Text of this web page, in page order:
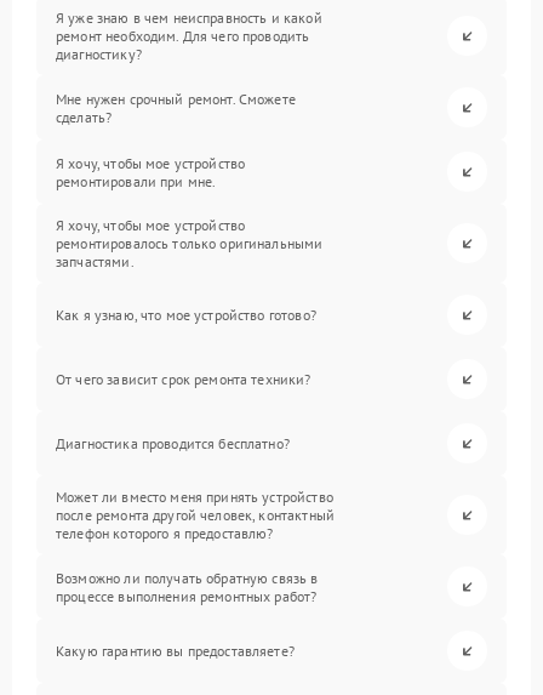
Я уже знаю в чем неисправность и какой
ремонт необходим. Для чего проводить
диагностику?
Мне нужен срочный ремонт. Сможете
сделать?
Я хочу, чтобы мое устройство
ремонтировали при мне.
Я хочу, чтобы мое устройство
ремонтировалось только оригинальными
запчастями.
Как я узнаю, что мое устройство готово?
От чего зависит срок ремонта техники?
Диагностика проводится бесплатно?
Может ли вместо меня принять устройство
после ремонта другой человек, контактный
телефон которого я предоставлю?
Возможно ли получать обратную связь в
процессе выполнения ремонтных работ?
Какую гарантию вы предоставляете?